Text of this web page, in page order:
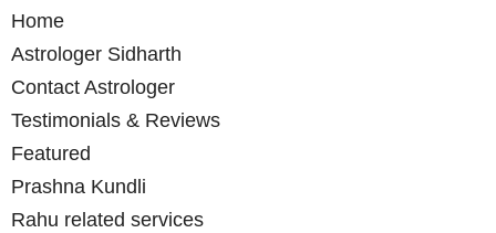
Home
Astrologer Sidharth
Contact Astrologer
Testimonials & Reviews
Featured
Prashna Kundli
Rahu related services